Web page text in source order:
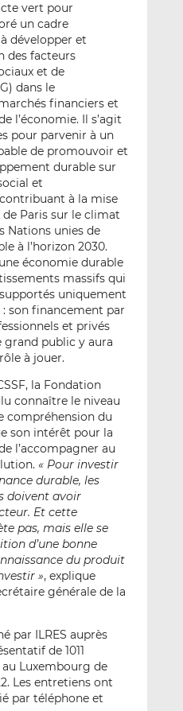
vert pour
un cadre
développer et
des facteurs
et de
dans le
financiers et
l’économie. Il s’agit
pour parvenir à un
de promouvoir et
durable sur
et
à la mise
Paris sur le climat
Nations unies de
à l’horizon 2030.
économie durable
massifs qui
uniquement
son financement par
et privés
grand public y aura
à jouer.
la Fondation
connaître le niveau
compréhension du
son intérêt pour la
l’accompagner au
« Pour investir
durable, les
doivent avoir
Et cette
pas, mais elle se
d’une bonne
du produit
», explique
générale de la
par ILRES auprès
de 1011
Luxembourg de
Les entretiens ont
par téléphone et